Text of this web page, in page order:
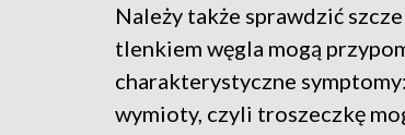
Należy także sprawdzić
tlenkiem węgla mogą
charakterystyczne
wymioty, czyli troszeczkę